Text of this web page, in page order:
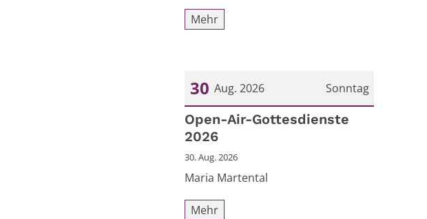
Mehr
Sonntag
30 Aug. 2026
Datum: 30. August 2026
Open-Air-Gottesdienste
2026
30. Aug. 2026
Maria Martental
Mehr